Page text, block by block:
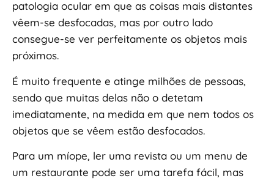
patologia ocular em que as coisas mais distantes
vêem-se desfocadas, mas por outro lado
consegue-se ver perfeitamente os objetos mais
próximos.
É muito frequente e atinge milhões de pessoas,
sendo que muitas delas não o detetam
imediatamente, na medida em que nem todos os
objetos que se vêem estão desfocados.
Para um míope, ler uma revista ou um menu de
um restaurante pode ser uma tarefa fácil, mas